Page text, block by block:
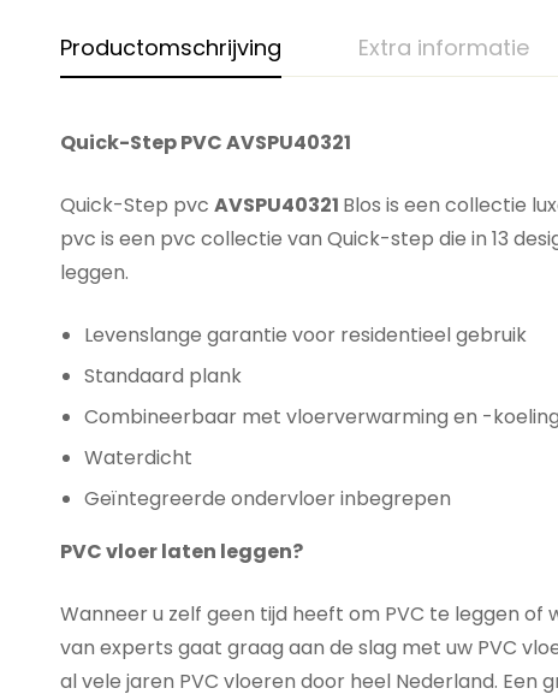
Productomschrijving Extra informatie
Quick-Step PVC AVSPU40321
Quick-Step pvc AVSPU40321 Blos is een collectie
pvc is een pvc collectie van Quick-step die in 13
leggen.
Levenslange garantie voor residentieel gebruik
Standaard plank
Combineerbaar met vloerverwarming en -koeling
Waterdicht
Geïntegreerde ondervloer inbegrepen
PVC vloer laten leggen?
Wanneer u zelf geen tijd heeft om PVC te leggen
van experts gaat graag aan de slag met uw PVC
al vele jaren PVC vloeren door heel Nederland.